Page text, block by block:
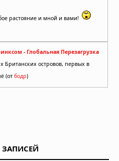
растояние и мной и вами!
- Глобальная Перезагрузка
Британских островов, первых в
(от бодр)
ЗАПИСЕЙ